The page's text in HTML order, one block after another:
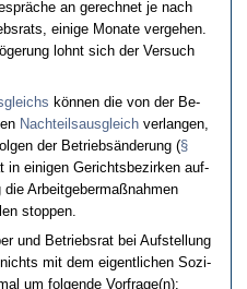
an ge­rech­net je nach
ei­ni­ge Mo­na­te ver­ge­hen.
lohnt sich der Ver­such
können die von der Be­
Nach­teils­aus­gleichver­lan­gen,
der Be­triebsände­rung (§
in ei­ni­gen Ge­richts­be­zir­ken auf­
Ar­beit­ge­ber­maßnah­men
stop­pen.
und Be­triebs­rat bei Auf­stel­lung
mit dem ei­gent­li­chen So­zi­
um fol­gen­de Vor­fra­ge(n):